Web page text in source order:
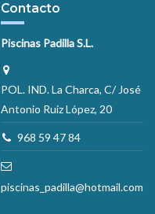
Contacto
Piscinas Padilla S.L.
POL. IND. La Charca, C/ José
Antonio Ruiz López, 20
968 59 47 84
piscinas_padilla@hotmail.com